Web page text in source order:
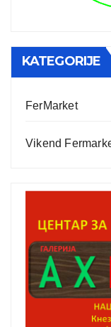
KATEGORIJE
FerMarket
Vikend